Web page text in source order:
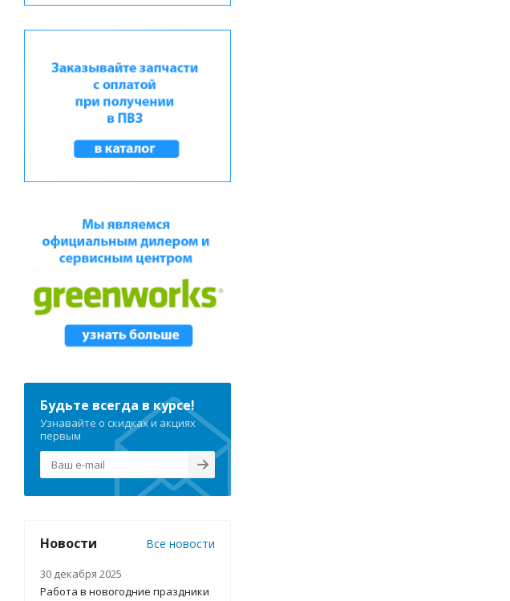
Будьте всегда в курсе!
Узнавайте о скидках и акциях
первым
Новости Все новости
30 декабря 2025
Работа в новогодние праздники